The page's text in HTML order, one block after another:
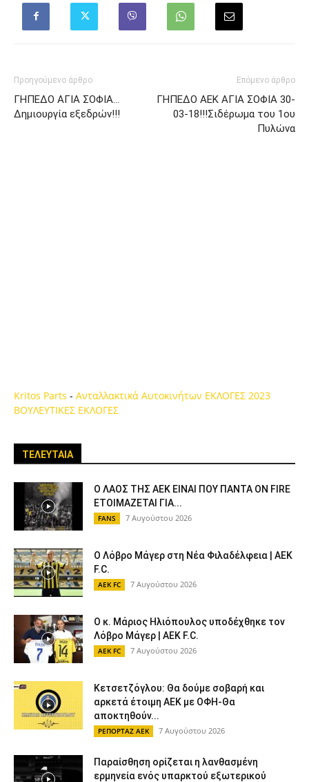
Προηγούμενο άρθρο
ΓΗΠΕΔΟ ΑΓΙΑ ΣΟΦΙΑ…
Δημιουργία εξεδρών!!!
Επόμενο άρθρο
ΓΗΠΕΔΟ ΑΕΚ ΑΓΙΑ ΣΟΦΙΑ 30-
03-18!!!Σιδέρωμα του 1ου
Πυλώνα
Kritos Parts - Ανταλλακτικά Αυτοκινήτων ΕΚΛΟΓΕΣ 2023
ΒΟΥΛΕΥΤΙΚΕΣ ΕΚΛΟΓΕΣ
ΤΕΛΕΥΤΑΙΑ
Ο ΛΑΟΣ ΤΗΣ ΑΕΚ ΕΙΝΑΙ ΠΟΥ ΠΑΝΤΑ ON FIRE
ΕΤΟΙΜΑΖΕΤΑΙ ΓΙΑ...
FANS 7 Αυγούστου 2026
Ο Λόβρο Μάγερ στη Νέα Φιλαδέλφεια | AEK
F.C.
AEK FC 7 Αυγούστου 2026
Ο κ. Μάριος Ηλιόπουλος υποδέχθηκε τον
Λόβρο Μάγερ | AEK F.C.
AEK FC 7 Αυγούστου 2026
Κετσετζόγλου: Θα δούμε σοβαρή και
αρκετά έτοιμη ΑΕΚ με ΟΦΗ-Θα
αποκτηθούν...
ΡΕΠΟΡΤΑΖ ΑΕΚ 7 Αυγούστου 2026
Παραίσθηση ορίζεται η λανθασμένη
ερμηνεία ενός υπαρκτού εξωτερικού